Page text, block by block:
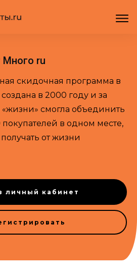
Много ru
скидочная программа в
в 2000 году и за
«жизни» смогла объединить
в одном месте,
от жизни
личный кабинет